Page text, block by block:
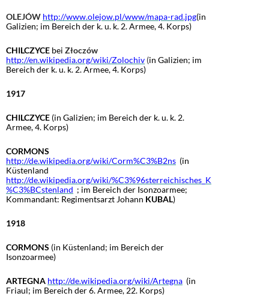
OLEJÓW http://www.olejow.pl/www/mapa-rad.jpg(in
Galizien; im Bereich der k. u. k. 2. Armee, 4. Korps)
CHILCZYCE bei Złoczów
http://en.wikipedia.org/wiki/Zolochiv (in Galizien; im
Bereich der k. u. k. 2. Armee, 4. Korps)
1917
CHILCZYCE (in Galizien; im Bereich der k. u. k. 2.
Armee, 4. Korps)
CORMONS
http://de.wikipedia.org/wiki/Corm%C3%B2ns (in
Küstenland
http://de.wikipedia.org/wiki/%C3%96sterreichisches_K
%C3%BCstenland ; im Bereich der Isonzoarmee;
Kommandant: Regimentsarzt Johann KUBAL)
1918
CORMONS (in Küstenland; im Bereich der
Isonzoarmee)
ARTEGNA http://de.wikipedia.org/wiki/Artegna (in
Friaul; im Bereich der 6. Armee, 22. Korps)